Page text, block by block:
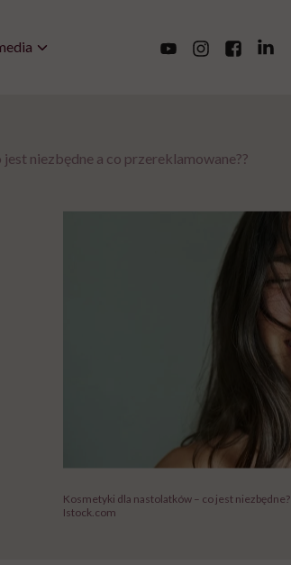
niezbędne a co przereklamowane??
Kosmetyki dla nastolatków – co jest niezbędne?
Istock.com